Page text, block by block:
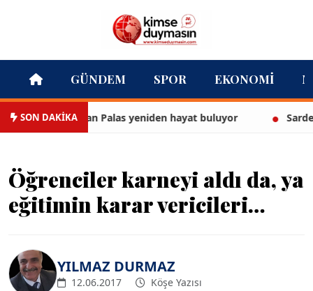
GÜNDEM SPOR EKONOMI
SON DAKİKA
Cihan Palas yeniden hayat buluyor Sardes
Öğrenciler karneyi aldı da, ya
eğitimin karar vericileri…
YILMAZ DURMAZ
12.06.2017 Köşe Yazısı